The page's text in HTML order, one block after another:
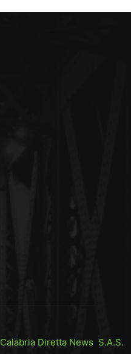
Calabria Diretta News S.A.S.